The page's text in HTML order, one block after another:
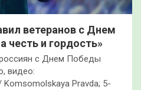
ветеранов с Днем
и гордость»
с Днем Победы
видео:
Pravda; 5-